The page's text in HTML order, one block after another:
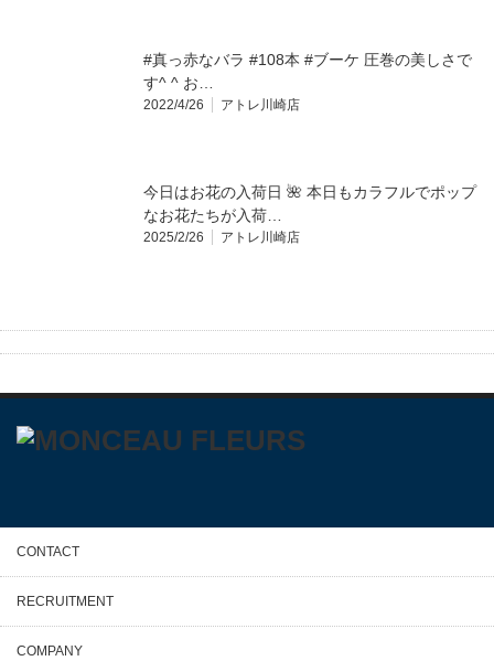
#真っ赤なバラ #108本 #ブーケ 圧巻の美しさで
す^ ^ お…
2022/4/26 アトレ川崎店
今日はお花の入荷日 🌺 本日もカラフルでポップ
なお花たちが入荷…
2025/2/26 アトレ川崎店
CONTACT
RECRUITMENT
COMPANY